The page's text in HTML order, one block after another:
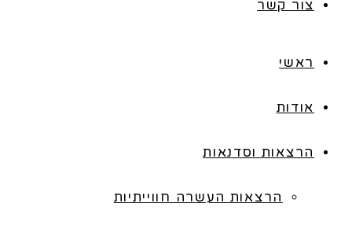
צור קשר
ראשי
אודות
הרצאות וסדנאות
הרצאות העשרה חווייתיות